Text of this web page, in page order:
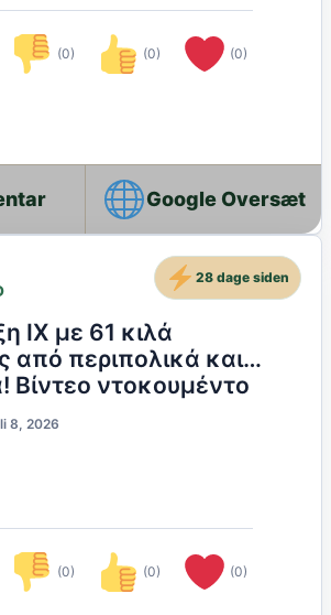
(0) (0) (0)
Google Oversæt
ΙΧ με 61 κιλά
από περιπολικά και…
Βίντεο ντοκουμέντο
8, 2026
(0) (0) (0)
28 dage siden